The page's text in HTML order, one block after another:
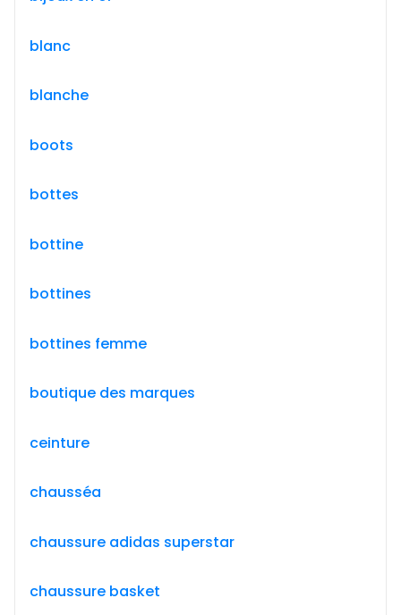
blanc
blanche
boots
bottes
bottine
bottines
bottines femme
boutique des marques
ceinture
chausséa
chaussure adidas superstar
chaussure basket